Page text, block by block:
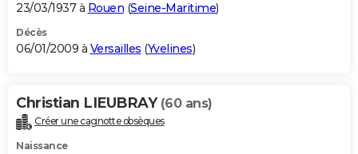
23/03/1937 à Rouen (Seine-Maritime)
Décès
06/01/2009 à Versailles (Yvelines)
Christian LIEUBRAY (60 ans)
Créer une cagnotte obsèques
Naissance